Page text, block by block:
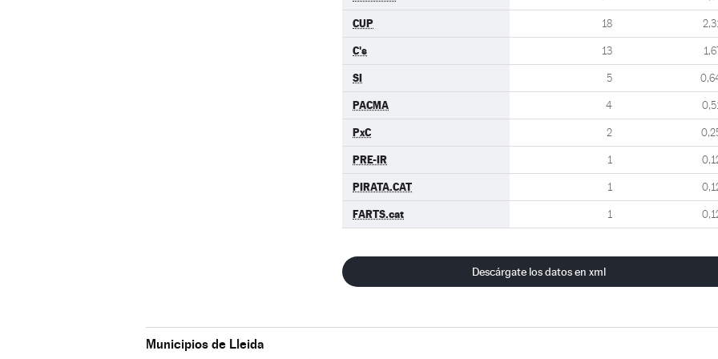
CUP 18
C's 13
SI 5
PACMA 4
PxC 2
PRE-IR 1
PIRATA.CAT 1
FARTS.cat 1
Descárgate los datos en xml
Municipios de Lleida